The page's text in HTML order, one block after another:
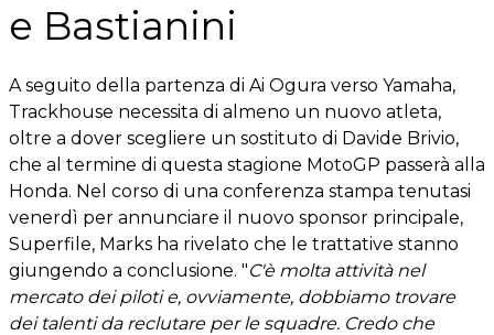
e Bastianini
A seguito della partenza di Ai Ogura verso Yamaha,
Trackhouse necessita di almeno un nuovo atleta,
oltre a dover scegliere un sostituto di Davide Brivio,
che al termine di questa stagione MotoGP passerà alla
Honda. Nel corso di una conferenza stampa tenutasi
venerdì per annunciare il nuovo sponsor principale,
Superfile, Marks ha rivelato che le trattative stanno
giungendo a conclusione. "C'è molta attività nel
mercato dei piloti e, ovviamente, dobbiamo trovare
dei talenti da reclutare per le squadre. Credo che